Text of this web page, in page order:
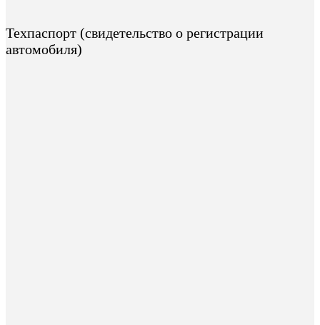
Техпаспорт (свидетельство о регистрации
автомобиля)